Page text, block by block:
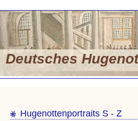
Deutsches
Hugenottenportraits S - Z